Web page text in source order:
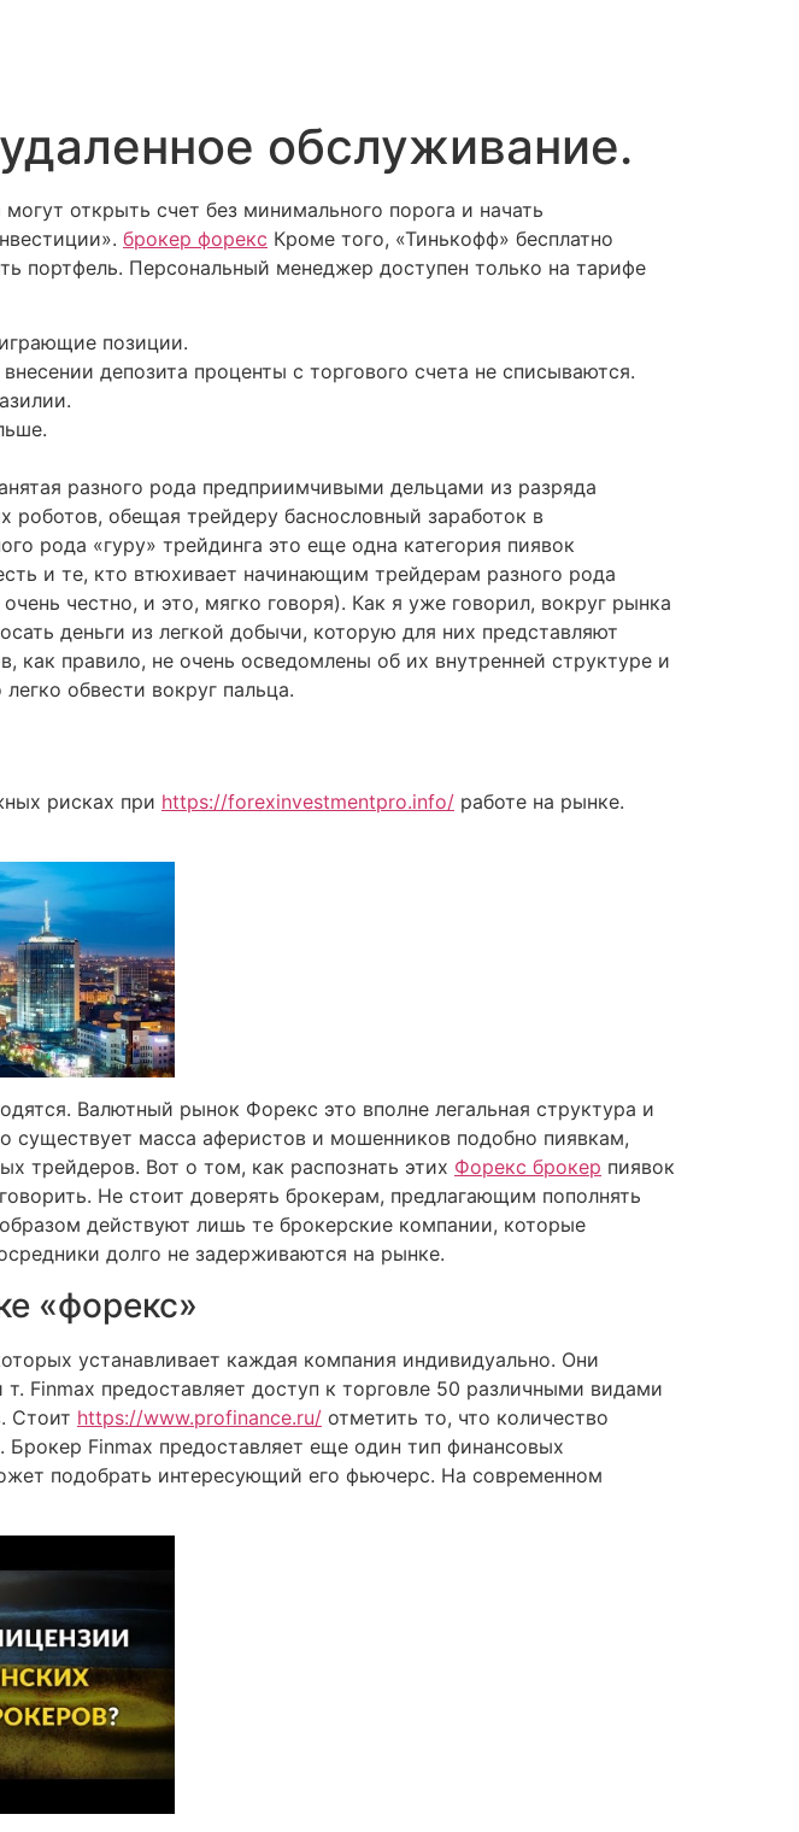
обслуживание.
открыть счет без минимального порога и начать
брокер форекс Кроме того, «Тинькофф» бесплатно
портфель. Персональный менеджер доступен только на тарифе
позиции.
депозита проценты с торгового счета не списываются.
разного рода предприимчивыми дельцами из разряда
обещая трейдеру баснословный заработок в
рода «гуру» трейдинга это еще одна категория пиявок
и те, кто втюхивает начинающим трейдерам разного рода
честно, и это, мягко говоря). Как я уже говорил, вокруг рынка
деньги из легкой добычи, которую для них представляют
правило, не очень осведомлены об их внутренней структуре и
обвести вокруг пальца.
рисках при https://forexinvestmentpro.info/ работе на рынке.
Валютный рынок Форекс это вполне легальная структура и
масса аферистов и мошенников подобно пиявкам,
трейдеров. Вот о том, как распознать этих Форекс брокер пиявок
Не стоит доверять брокерам, предлагающим пополнять
действуют лишь те брокерские компании, которые
долго не задерживаются на рынке.
«форекс»
устанавливает каждая компания индивидуально. Они
Finmax предоставляет доступ к торговле 50 различными видами
Стоит https://www.profinance.ru/ отметить то, что количество
Finmax предоставляет еще один тип финансовых
подобрать интересующий его фьючерс. На современном